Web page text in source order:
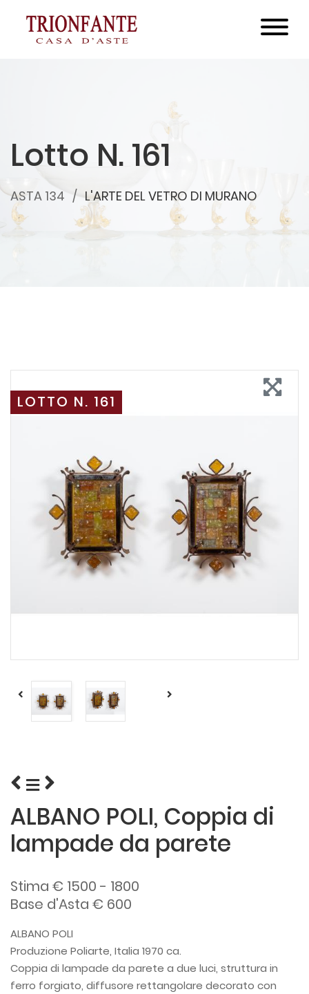
Lotto N. 161
ASTA 134 L'ARTE DEL VETRO DI MURANO
LOTTO N. 161
ALBANO POLI, Coppia di
lampade da parete
Stima € 1500 - 1800
Base d'Asta € 600
ALBANO POLI
Produzione Poliarte, Italia 1970 ca.
Coppia di lampade da parete a due luci, struttura in
ferro forgiato, diffusore rettangolare decorato con